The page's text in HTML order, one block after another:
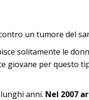
un tumore del
solitamente le
giovane per questo
anni. Nel 2007